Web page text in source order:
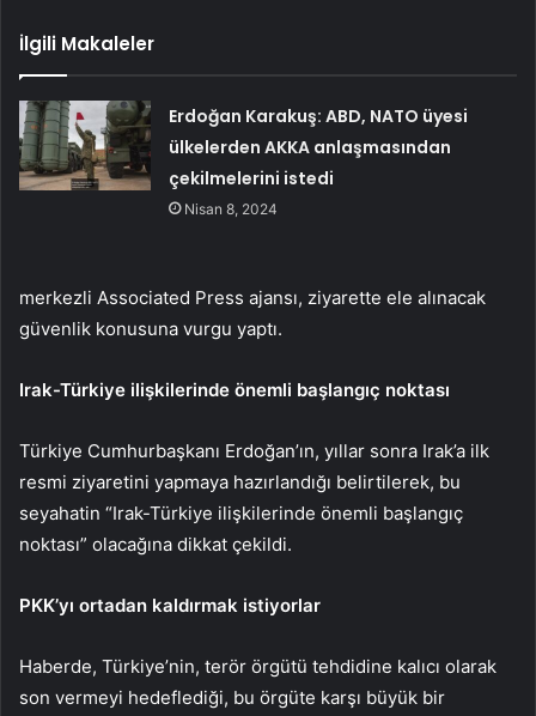
İlgili Makaleler
Erdoğan Karakuş: ABD, NATO üyesi
ülkelerden AKKA anlaşmasından
çekilmelerini istedi
Nisan 8, 2024
merkezli Associated Press ajansı, ziyarette ele alınacak
güvenlik konusuna vurgu yaptı.
Irak-Türkiye ilişkilerinde önemli başlangıç noktası
Türkiye Cumhurbaşkanı Erdoğan’ın, yıllar sonra Irak’a ilk
resmi ziyaretini yapmaya hazırlandığı belirtilerek, bu
seyahatin “Irak-Türkiye ilişkilerinde önemli başlangıç
noktası” olacağına dikkat çekildi.
PKK’yı ortadan kaldırmak istiyorlar
Haberde, Türkiye’nin, terör örgütü tehdidine kalıcı olarak
son vermeyi hedeflediği, bu örgüte karşı büyük bir